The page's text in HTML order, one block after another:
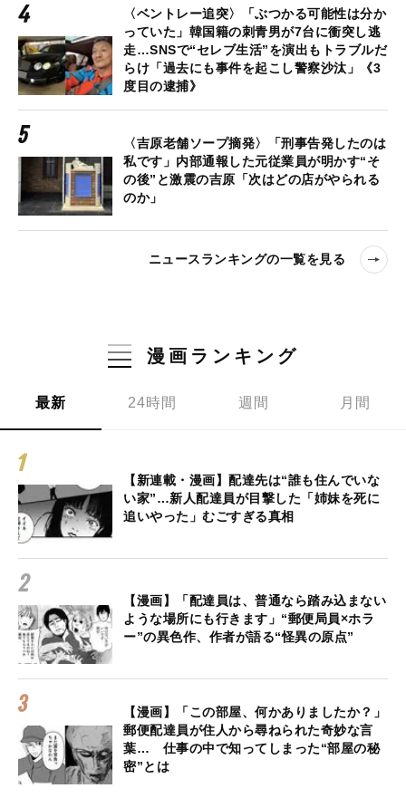
〈ベントレー追突〉「ぶつかる可能性は分か
っていた」韓国籍の刺青男が7台に衝突し逃
走…SNSで“セレブ生活”を演出もトラブルだ
らけ「過去にも事件を起こし警察沙汰」《3
度目の逮捕》
〈吉原老舗ソープ摘発〉「刑事告発したのは
私です」内部通報した元従業員が明かす“そ
の後”と激震の吉原「次はどの店がやられる
のか」
ニュースランキングの一覧を見る
漫画ランキング
最新 24時間 週間 月間
【新連載・漫画】配達先は“誰も住んでいな
い家”…新人配達員が目撃した「姉妹を死に
追いやった」むごすぎる真相
【漫画】「配達員は、普通なら踏み込まない
ような場所にも行きます」“郵便局員×ホラ
ー”の異色作、作者が語る“怪異の原点”
【漫画】「この部屋、何かありましたか？」
郵便配達員が住人から尋ねられた奇妙な言
葉… 仕事の中で知ってしまった“部屋の秘
密”とは